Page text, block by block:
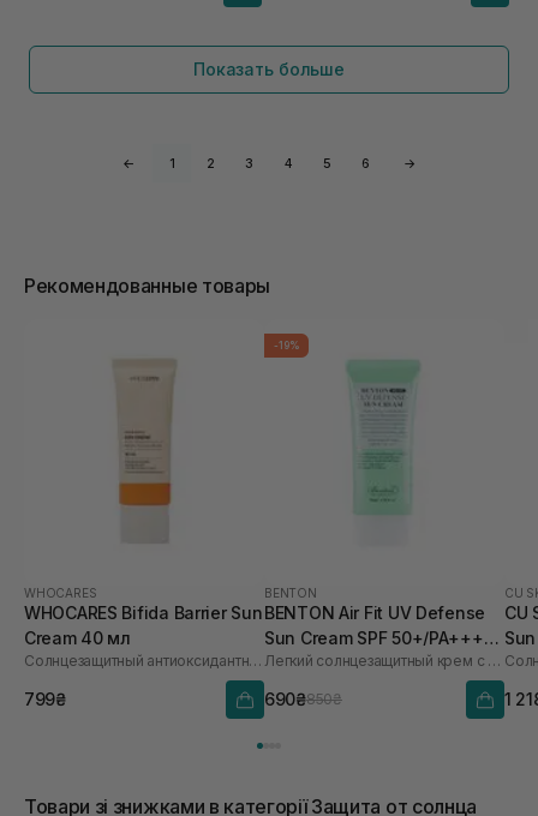
Показать больше
← 1 2 3 4 5 6 →
Рекомендованные товары
WHOCARES
WHOCARES Bifida Barrier Sun
Cream 40 мл
Солнцезащитный антиоксидантный крем
799₴
-19%
BENTON
BENTON Air Fit UV Defense
Sun Cream SPF 50+/PA++++
50 мл
Легкий солнцезащитный крем с центеллой
690₴850₴
CU
CU
60
1
Товари зі знижками в категорії Защита от солнца